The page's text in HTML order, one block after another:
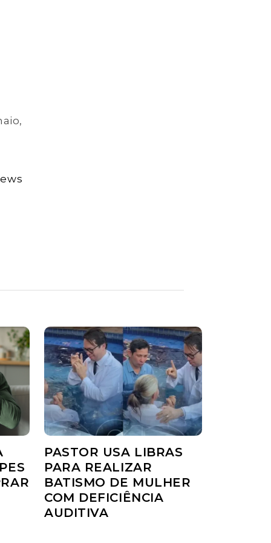
PASTOR USA LIBRAS
PARA REALIZAR
BATISMO DE MULHER
COM DEFICIÊNCIA
AUDITIVA